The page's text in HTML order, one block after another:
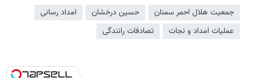
جمعيت هلال احمر سمنان حسین درخشان
امداد رسانی
عملیات امداد و نجات
تصادفات رانندگی